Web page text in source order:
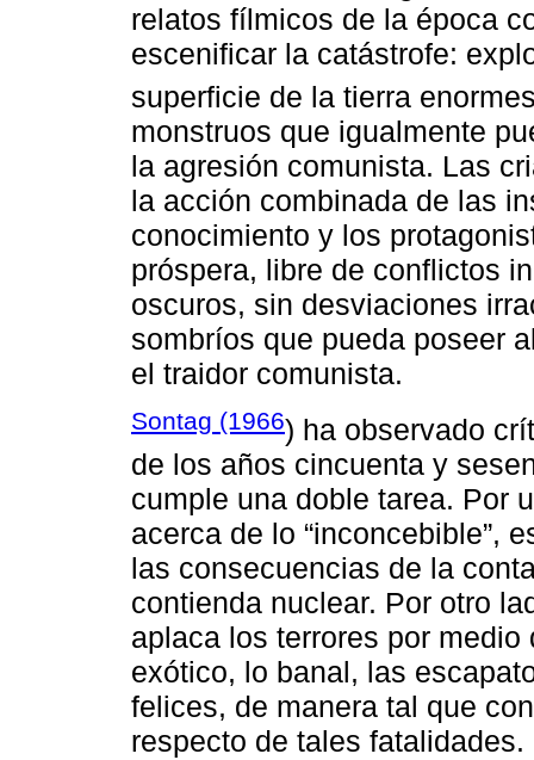
relatos fílmicos de la época
escenificar la catástrofe:
superficie de la tierra
monstruos que igualmente
la agresión comunista. Las
la acción combinada de las
conocimiento y los
próspera, libre de conflictos
oscuros, sin desviaciones
sombríos que pueda poseer
el traidor comunista.
Sontag (1966) ha observado
de los años cincuenta y
cumple una doble tarea. Por
acerca de lo “inconcebible”,
las consecuencias de la
contienda nuclear. Por otro
aplaca los terrores por
exótico, lo banal, las
felices, de manera tal que
respecto de tales fatalidades.